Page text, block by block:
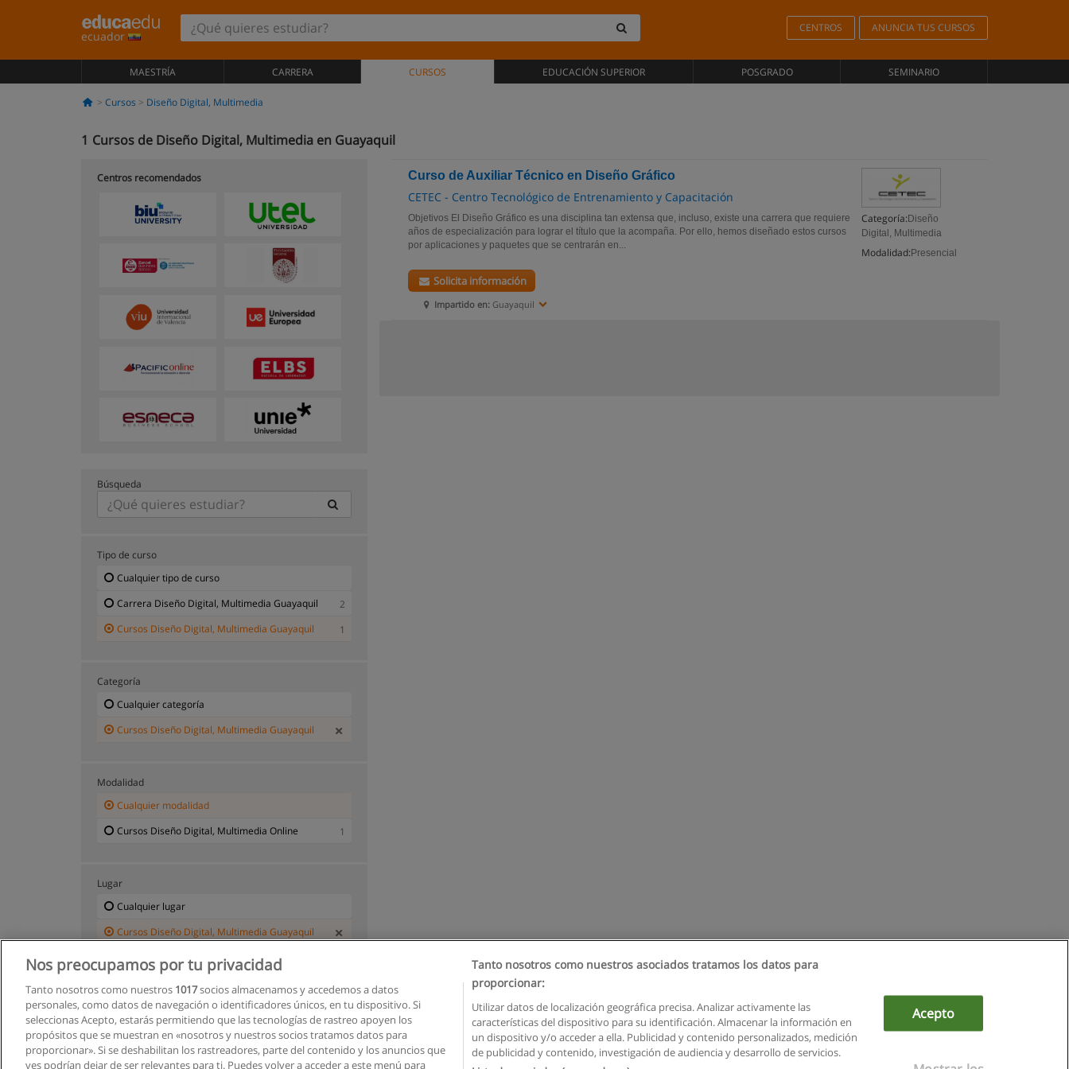
ecuador
CENTROS ANUNCIA TUS CURSOS
MAESTRÍA CARRERA CURSOS EDUCACIÓN SUPERIOR POSGRADO SEMINARIO
Cursos Diseño Digital, Multimedia
1 Cursos de Diseño Digital, Multimedia en Guayaquil
Curso de Auxiliar Técnico en Diseño Gráfico
CETEC - Centro Tecnológico de Entrenamiento y Capacitación
Categoría: Diseño
Digital, Multimedia
Modalidad: Presencial
Objetivos El Diseño Gráfico es una disciplina tan extensa que, incluso, existe una carrera que requiere
años de especialización para lograr el título que la acompaña. Por ello, hemos diseñado estos cursos
por aplicaciones y paquetes que se centrarán en...
Impartido en: Guayaquil
Solicita información
Centros recomendados
Búsqueda
Tipo de curso
Cualquier tipo de curso
Carrera Diseño Digital, Multimedia Guayaquil
2
Cursos Diseño Digital, Multimedia Guayaquil
1
Categoría
Cualquier categoría
Cursos Diseño Digital, Multimedia Guayaquil
Modalidad
Cualquier modalidad
Cursos Diseño Digital, Multimedia Online
1
Lugar
Cualquier lugar
Cursos Diseño Digital, Multimedia Guayaquil
Reglas de uso Privacidad de datos Contactar con Educaedu
Copyright © Educaedu Business S.L. - CIF : B-95610580: - www.educaedu.com.ec
Nos preocupamos por tu privacidad
Tanto nosotros como nuestros 1017socios almacenamos y accedemos a datos
personales, como datos de navegación o identificadores únicos, en tu dispositivo. Si
seleccionas Acepto, estarás permitiendo que las tecnologías de rastreo apoyen los
propósitos que se muestran en «nosotros y nuestros socios tratamos datos para
proporcionar». Si se deshabilitan los rastreadores, parte del contenido y los anuncios que
ves podrían dejar de ser relevantes para ti. Puedes volver a acceder a este menú para
Tanto nosotros como nuestros asociados tratamos los datos para
proporcionar:
Utilizar datos de localización geográfica precisa. Analizar activamente las
características del dispositivo para su identificación. Almacenar la información en
un dispositivo y/o acceder a ella. Publicidad y contenido personalizados, medición
de publicidad y contenido, investigación de audiencia y desarrollo de servicios.
Acepto